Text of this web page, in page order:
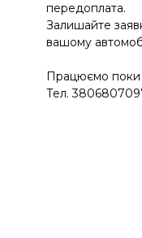
передоплата.
Залишайте
вашому
Працюємо поки
Тел.